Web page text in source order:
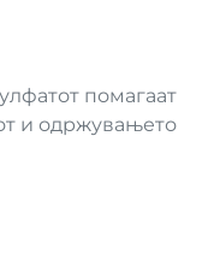
помагаат
и одржувањето